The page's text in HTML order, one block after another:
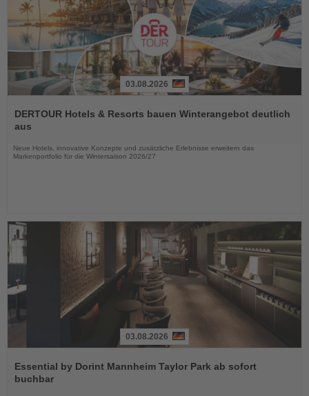
Sie
die
03.08.2026
DERTOUR Hotels & Resorts bauen Winterangebot deutlich
aus
Neue Hotels, innovative Konzepte und zusätzliche Erlebnisse erweitern das
Markenportfolio für die Wintersaison 2026/27
Sie
die
03.08.2026
Essential by Dorint Mannheim Taylor Park ab sofort
buchbar